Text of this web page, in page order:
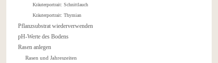
Kräuterportrait: Schnittlauch
Kräuterportrait: Thymian
Pflanzsubstrat wiederverwenden
pH-Werte des Bodens
Rasen anlegen
Rasen und Jahreszeiten